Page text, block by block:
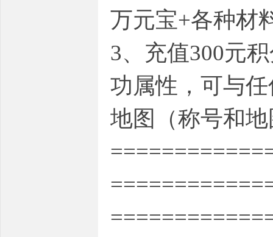
万元宝+各种材
3、充值300元
功属性，可与
地图（称号和